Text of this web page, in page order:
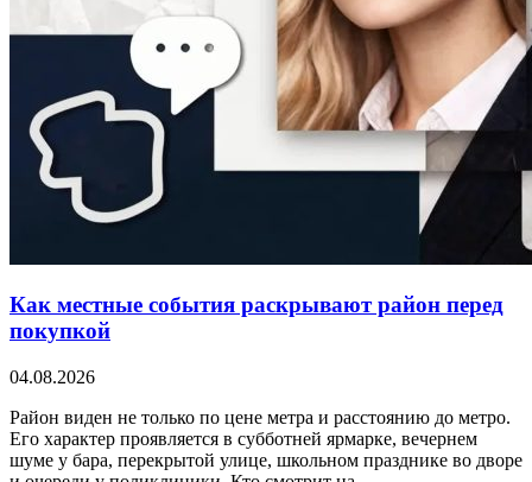
Как местные события раскрывают район перед
покупкой
04.08.2026
Район виден не только по цене метра и расстоянию до метро.
Его характер проявляется в субботней ярмарке, вечернем
шуме у бара, перекрытой улице, школьном празднике во дворе